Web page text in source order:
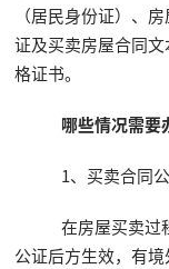
（居民身份证）、
证及买卖房屋合同
格证书。
哪些情况需要
1、买卖合同
在房屋买卖过程
公证后方生效，有